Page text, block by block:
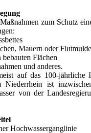
zum Schutz
Mauern oder
Flächen
und anderes.
auf das 100-jährliche
Niederrhein ist
von der
Hochwasserganglinie